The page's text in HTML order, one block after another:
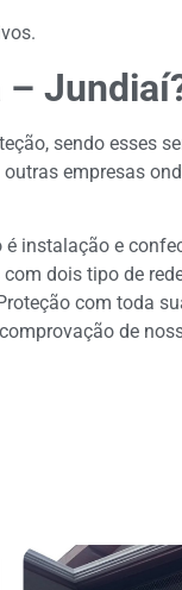
–
sendo esses
empresas
instalação e
dois tipo de
com toda
de